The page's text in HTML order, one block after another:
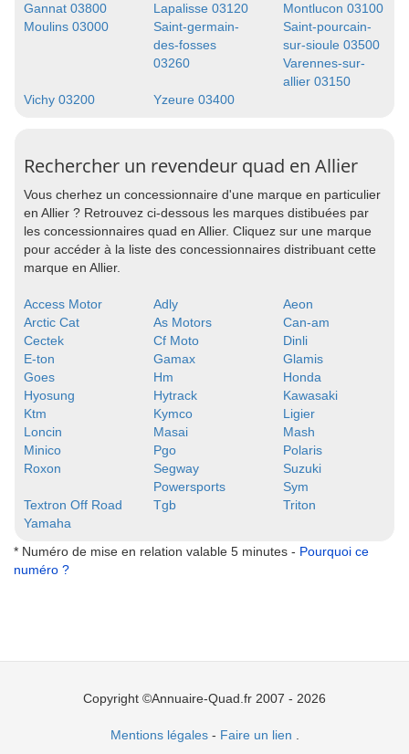
Gannat 03800
Lapalisse 03120
Montlucon 03100
Moulins 03000
Saint-germain-
des-fosses
03260
Saint-pourcain-
sur-sioule 03500
Varennes-sur-
allier 03150
Vichy 03200
Yzeure 03400
Rechercher un revendeur quad en Allier
Vous cherhez un concessionnaire d'une marque en particulier
en Allier ? Retrouvez ci-dessous les marques distibuées par
les concessionnaires quad en Allier. Cliquez sur une marque
pour accéder à la liste des concessionnaires distribuant cette
marque en Allier.
Access Motor Adly
Aeon
Arctic Cat
As Motors
Can-am
Cectek
Cf Moto
Dinli
E-ton
Gamax
Glamis
Goes
Hm
Honda
Hyosung
Hytrack
Kawasaki
Ktm
Kymco
Ligier
Loncin
Masai
Mash
Minico
Pgo
Polaris
Roxon
Segway
Powersports
Suzuki
Sym
Textron Off Road
Tgb
Triton
Yamaha
* Numéro de mise en relation valable 5 minutes - Pourquoi ce
numéro ?
Copyright ©Annuaire-Quad.fr 2007 - 2026
Mentions légales- Faire un lien